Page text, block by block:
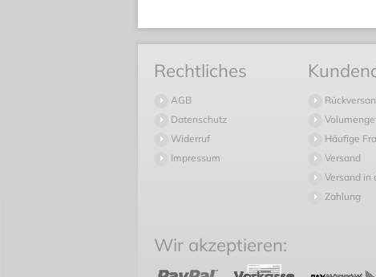
Rechtliches
AGB
Datenschutz
Widerruf
Impressum
Häufige
Versand
Versand in
Zahlung
Wir akzeptieren: